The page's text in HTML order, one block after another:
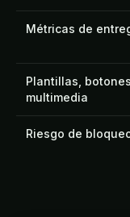
Métricas de
Plantillas, botones,
multimedia
Riesgo de